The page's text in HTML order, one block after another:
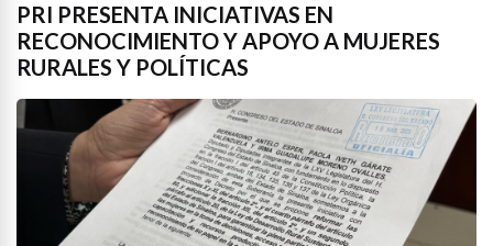
PRI PRESENTA INICIATIVAS EN
RECONOCIMIENTO Y APOYO A MUJERES
RURALES Y POLÍTICAS